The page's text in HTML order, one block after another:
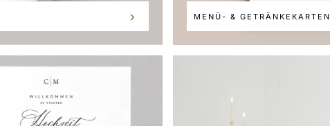
MENÜ- & GETRÄNKEKARTEN